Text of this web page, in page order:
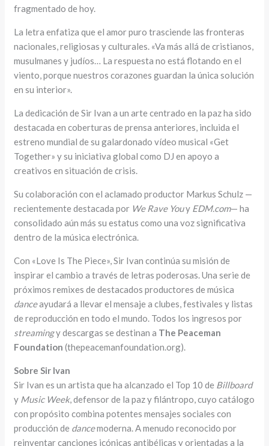
fragmentado de hoy.
La letra enfatiza que el amor puro trasciende las fronteras
nacionales, religiosas y culturales. «Va más allá de cristianos,
musulmanes y judíos… La respuesta no está flotando en el
viento, porque nuestros corazones guardan la única solución
en su interior».
La dedicación de Sir Ivan a un arte centrado en la paz ha sido
destacada en coberturas de prensa anteriores, incluida el
estreno mundial de su galardonado vídeo musical «Get
Together» y su iniciativa global como DJ en apoyo a
creativos en situación de crisis.
Su colaboración con el aclamado productor Markus Schulz —
recientemente destacada por We Rave Youy EDM.com— ha
consolidado aún más su estatus como una voz significativa
dentro de la música electrónica.
Con «Love Is The Piece», Sir Ivan continúa su misión de
inspirar el cambio a través de letras poderosas. Una serie de
próximos remixes de destacados productores de música
danceayudará a llevar el mensaje a clubes, festivales y listas
de reproducción en todo el mundo. Todos los ingresos por
streamingy descargas se destinan a The Peaceman
Foundation (thepeacemanfoundation.org).
Sobre Sir Ivan
Sir Ivan es un artista que ha alcanzado el Top 10 de Billboard
y Music Week, defensor de la paz y filántropo, cuyo catálogo
con propósito combina potentes mensajes sociales con
producción de dancemoderna. A menudo reconocido por
reinventar canciones icónicas antibélicas y orientadas a la